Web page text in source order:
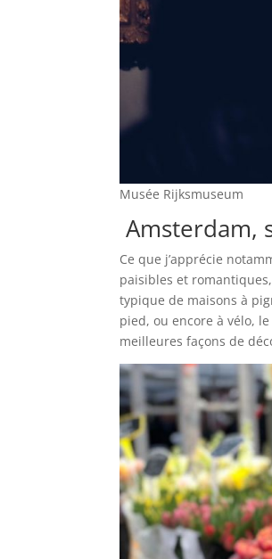
Musée Rijksmuseum
Amsterdam,
Ce que j’apprécie
paisibles et
typique de maisons à
pied, ou encore à vélo,
meilleures façons de